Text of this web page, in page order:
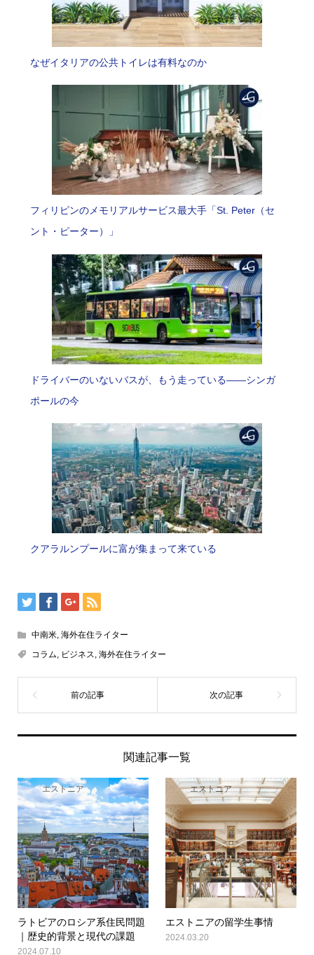
なぜイタリアの公共トイレは有料なのか
フィリピンのメモリアルサービス最大手「St. Peter（セ
ント・ピーター）」
ドライバーのいないバスが、もう走っている――シンガ
ポールの今
クアラルンプールに富が集まって来ている
中南米, 海外在住ライター
コラム
ビジネス 海外在住ライター
関連記事一覧
エストニア
ラトビアのロシア系住民問題
｜歴史的背景と現代の課題
2024.07.10
エストニア
エストニアの留学生事情
2024.03.20